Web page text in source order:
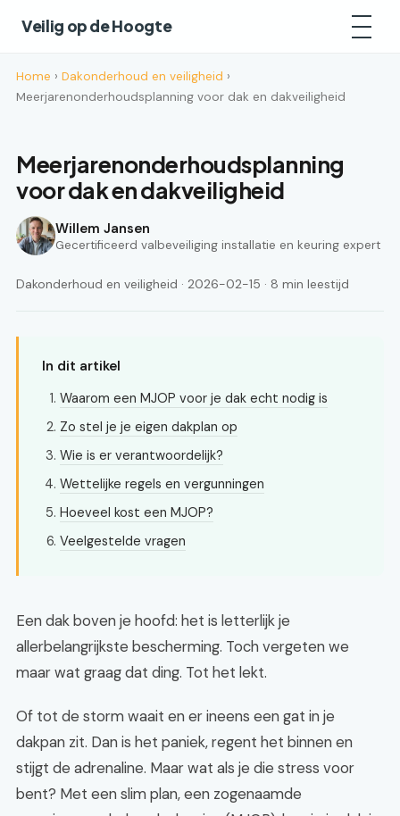
Veilig op de Hoogte
Home › Dakonderhoud en veiligheid ›
Meerjarenonderhoudsplanning voor dak en dakveiligheid
Meerjarenonderhoudsplanning
voor dak en dakveiligheid
Willem Jansen
Gecertificeerd valbeveiliging installatie en keuring expert
Dakonderhoud en veiligheid · 2026-02-15 · 8 min leestijd
In dit artikel
Waarom een MJOP voor je dak echt nodig is
Zo stel je je eigen dakplan op
Wie is er verantwoordelijk?
Wettelijke regels en vergunningen
Hoeveel kost een MJOP?
Veelgestelde vragen
Een dak boven je hoofd: het is letterlijk je
allerbelangrijkste bescherming. Toch vergeten we
maar wat graag dat ding. Tot het lekt.
Of tot de storm waait en er ineens een gat in je
dakpan zit. Dan is het paniek, regent het binnen en
stijgt de adrenaline. Maar wat als je die stress voor
bent? Met een slim plan, een zogenaamde